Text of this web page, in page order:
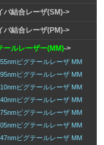
バ結合レーザ(SM)->
バ結合レーザ(PM)->
ールレーザー(MM)->
ピグテールレーザ MM
ピグテールレーザ MM
ピグテールレーザ MM
ピグテールレーザ MM
ピグテールレーザ MM
ピグテールレーザ MM
ピグテールレーザ MM